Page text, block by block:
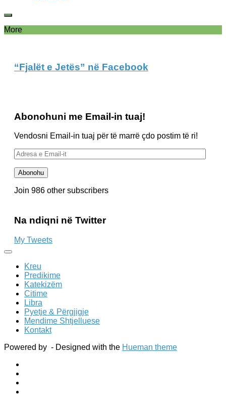
More
“Fjalët e Jetës” në Facebook
Abonohuni me Email-in tuaj!
Vendosni Email-in tuaj për të marrë çdo postim të ri!
Adresa
e
Email-
it
Abonohu
Join 986 other subscribers
Na ndiqni në Twitter
My Tweets
Kreu
Predikime
Katekizëm
Citime
Libra
Pyetje & Përgjigje
Mendime Shtjelluese
Kontakt
Powered by - Designed with the Hueman theme